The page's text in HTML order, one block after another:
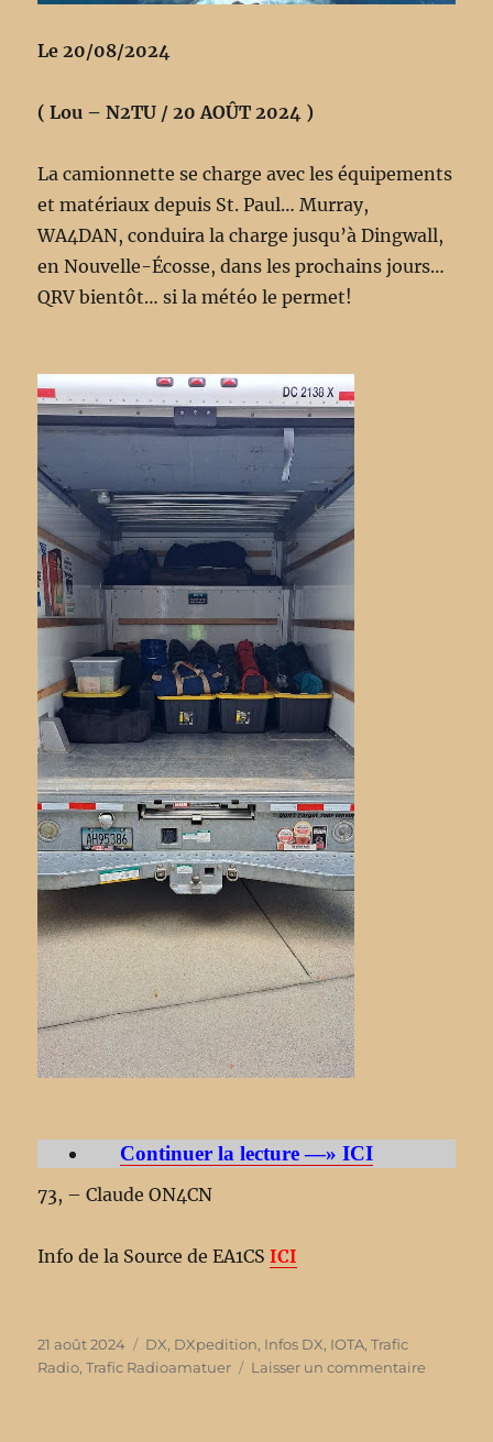
Le 20/08/2024
( Lou – N2TU / 20 AOÛT 2024 )
La camionnette se charge avec les équipements
et matériaux depuis St. Paul… Murray,
WA4DAN, conduira la charge jusqu’à Dingwall,
en Nouvelle-Écosse, dans les prochains jours…
QRV bientôt… si la météo le permet!
Continuer la lecture —» ICI
73, – Claude ON4CN
Info de la Source de EA1CSICI
Publié
le
21 août 2024 Catégories
DX, DXpedition, Infos DX, IOTA,Trafic
Radio,Trafic Radioamatuer Laisser un commentaire